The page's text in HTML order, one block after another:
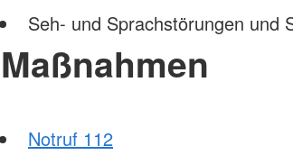
Seh- und Sprachstörungen und
Maßnahmen
Notruf 112